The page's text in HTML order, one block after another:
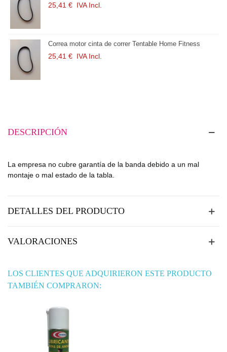
DESCRIPCIÓN
La empresa no cubre garantía de la banda debido a un mal
montaje o mal estado de la tabla.
DETALLES DEL PRODUCTO
VALORACIONES
LOS CLIENTES QUE ADQUIRIERON ESTE PRODUCTO
TAMBIÉN COMPRARON: